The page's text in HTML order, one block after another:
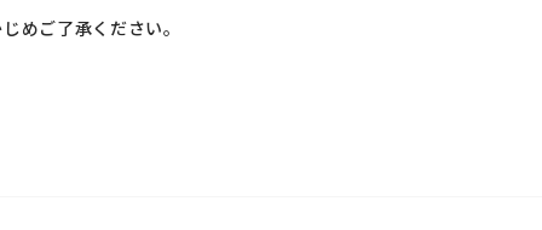
めご了承ください。